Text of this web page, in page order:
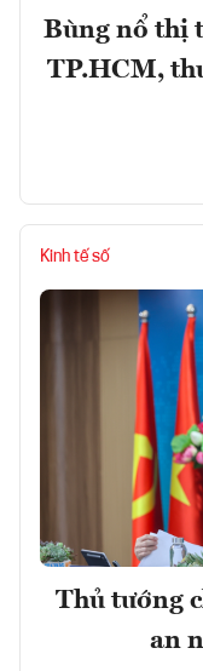
Bùng nổ thị
TP.HCM,
Kinh tế số
Thủ tướng
an